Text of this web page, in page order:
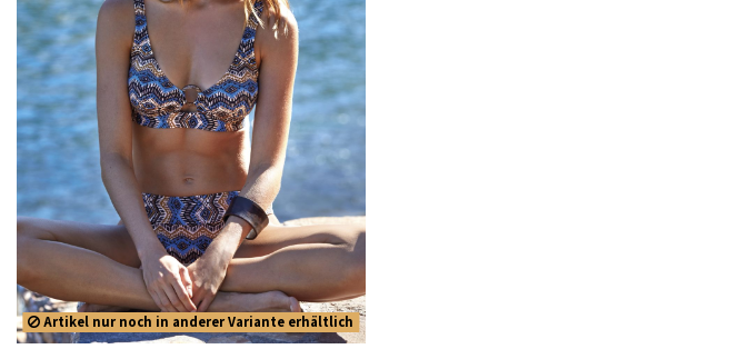
Artikel nur noch in anderer Variante erhältlich